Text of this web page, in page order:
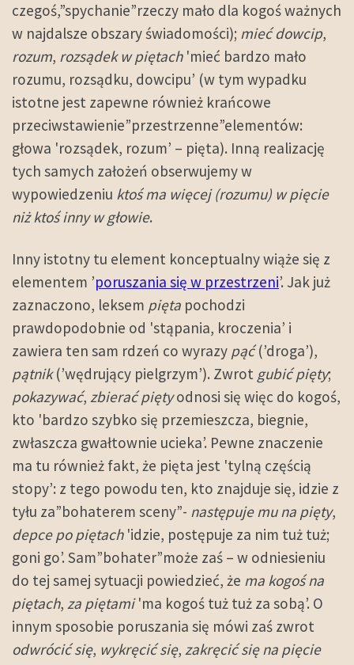
czegoś,”spychanie”rzeczy mało dla kogoś ważnych
w najdalsze obszary świadomości); mieć dowcip,
rozum, rozsądek w piętach'mieć bardzo mało
rozumu, rozsądku, dowcipu’ (w tym wypadku
istotne jest zapewne również krańcowe
przeciwstawienie”przestrzenne”elementów:
głowa 'rozsądek, rozum’ – pięta). Inną realizację
tych samych założeń obserwujemy w
wypowiedzeniu ktoś ma więcej (rozumu) w pięcie
niż ktoś inny w głowie.
Inny istotny tu element konceptualny wiąże się z
elementem ’poruszania się w przestrzeni’. Jak już
zaznaczono, leksem pięta pochodzi
prawdopodobnie od 'stąpania, kroczenia’ i
zawiera ten sam rdzeń co wyrazy pąć(’droga’),
pątnik(’wędrujący pielgrzym’). Zwrot gubić pięty;
pokazywać, zbierać piętyodnosi się więc do kogoś,
kto 'bardzo szybko się przemieszcza, biegnie,
zwłaszcza gwałtownie ucieka’. Pewne znaczenie
ma tu również fakt, że pięta jest 'tylną częścią
stopy’: z tego powodu ten, kto znajduje się, idzie z
tyłu za”bohaterem sceny”- następuje mu na pięty,
depce po piętach'idzie, postępuje za nim tuż tuż;
goni go’. Sam”bohater”może zaś – w odniesieniu
do tej samej sytuacji powiedzieć, że ma kogoś na
piętach, za piętami'ma kogoś tuż tuż za sobą’. O
innym sposobie poruszania się mówi zaś zwrot
odwrócić się, wykręcić się, zakręcić się na pięcie